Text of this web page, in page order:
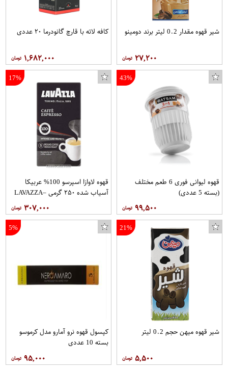
شیر قهوه مقدار 0.2 لیتر برند دومینو
۲۷,۲۰۰
کافه لاته با قارچ گانودرما ۲۰ عددی
۱,۶۸۲,۰۰۰
43%
قهوه لیوانی فوری 6 طعم مختلف
(بسته 5 عددی)
۹۹,۵۰۰
17%
قهوه لاوازا اسپرسو 100% عربیکا
آسیاب شده ۲۵۰ گرمی –LAVAZZA
۳۰۷,۰۰۰
21%
شیر قهوه میهن حجم 0.2 لیتر
۵,۵۰۰
5%
کپسول قهوه نرو آمارو مدل کرموسو
بسته 10 عددی
۹۵,۰۰۰